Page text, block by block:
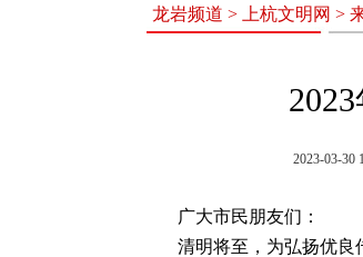
龙岩频道 > 上杭文明网 >
2023-03-
广大市民朋友们：
清明将至，为弘扬优良